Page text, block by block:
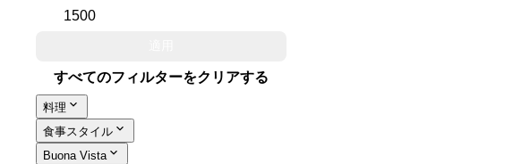
すべてのフィルターをクリアする
料理
食事スタイル
Buona Vista